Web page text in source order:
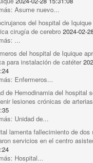
Asume nuevo...
del hospital de
cirugía de cerebro 2024-02-
...
del hospital de Iquique
para instalación de catéter
Enfermeros...
de Hemodinamia del hospital
lesiones crónicas de arterias
Unidad de...
lamenta fallecimiento de dos
servicios en el centro
Hospital...